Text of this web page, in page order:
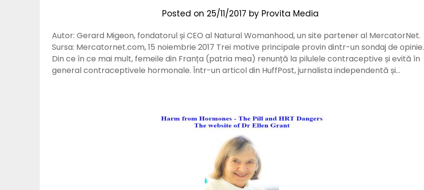
Posted on 25/11/2017 by Provita Media
Autor: Gerard Migeon, fondatorul și CEO al Natural Womanhood, un site partener al MercatorNet.
Sursa: Mercatornet.com, 15 noiembrie 2017 Trei motive principale provin dintr-un sondaj de opinie.
Din ce în ce mai mult, femeile din Franța (patria mea) renunță la pilulele contraceptive și evită în
general contraceptivele hormonale. Într-un articol din HuffPost, jurnalista independentă și…